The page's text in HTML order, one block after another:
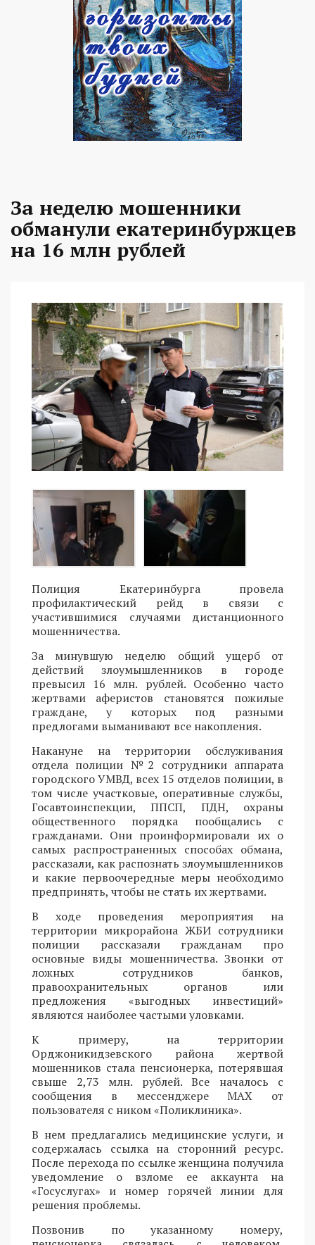
За неделю мошенники
обманули екатеринбуржцев
на 16 млн рублей
Полиция Екатеринбурга провела
профилактический рейд в связи с
участившимися случаями дистанционного
мошенничества.
За минувшую неделю общий ущерб от
действий злоумышленников в городе
превысил 16 млн. рублей. Особенно часто
жертвами аферистов становятся пожилые
граждане, у которых под разными
предлогами выманивают все накопления.
Накануне на территории обслуживания
отдела полиции №2 сотрудники аппарата
городского УМВД, всех 15 отделов полиции, в
том числе участковые, оперативные службы,
Госавтоинспекции, ППСП, ПДН, охраны
общественного порядка пообщались с
гражданами. Они проинформировали их о
самых распространенных способах обмана,
рассказали, как распознать злоумышленников
и какие первоочередные меры необходимо
предпринять, чтобы не стать их жертвами.
В ходе проведения мероприятия на
территории микрорайона ЖБИ сотрудники
полиции рассказали гражданам про
основные виды мошенничества. Звонки от
ложных сотрудников банков,
правоохранительных органов или
предложения «выгодных инвестиций»
являются наиболее частыми уловками.
К примеру, на территории
Орджоникидзевского района жертвой
мошенников стала пенсионерка, потерявшая
свыше 2,73 млн. рублей. Все началось с
сообщения в мессенджере MAX от
пользователя с ником «Поликлиника».
В нем предлагались медицинские услуги, и
содержалась ссылка на сторонний ресурс.
После перехода по ссылке женщина получила
уведомление о взломе ее аккаунта на
«Госуслугах» и номер горячей линии для
решения проблемы.
Позвонив по указанному номеру,